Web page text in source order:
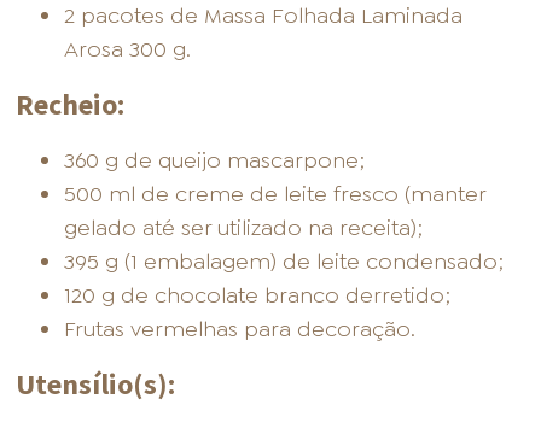
FOOD SERVICE
INVERNO SAC ACESSO PARA PARCEIROS
2 pacotes de Massa Folhada Laminada
Arosa 300 g.
Recheio:
360 g de queijo mascarpone;
500 ml de creme de leite fresco (manter
gelado até ser utilizado na receita);
395 g (1 embalagem) de leite condensado;
120 g de chocolate branco derretido;
Frutas vermelhas para decoração.
Utensílio(s):